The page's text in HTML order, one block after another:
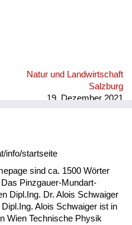
Natur und Landwirtschaft
Salzburg
19. Dezember 2021
info/startseite
sind ca. 1500 Wörter
Pinzgauer-Mundart-
Dipl.Ing. Dr. Alois Schwaiger
Alois Schwaiger ist in
Wien Technische Physik